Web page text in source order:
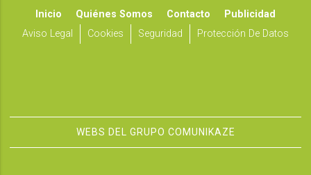
Inicio Quiénes Somos Contacto
Publicidad
Aviso Legal
Cookies Seguridad Protección De Datos
WEBS DEL GRUPO COMUNIKAZE